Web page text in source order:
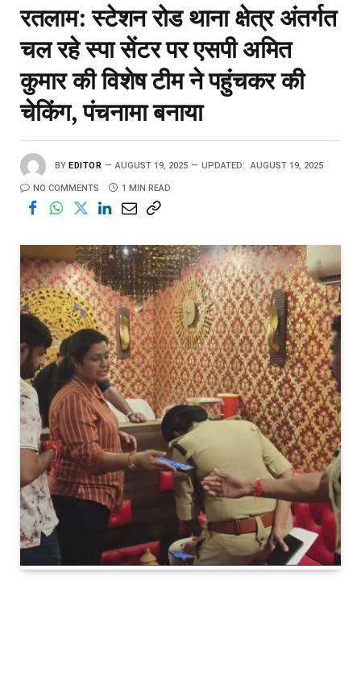
रतलाम: स्टेशन रोड थाना क्षेत्र अंतर्गत
चल रहे स्पा सेंटर पर एसपी अमित
कुमार की विशेष टीम ने पहुंचकर की
चेकिंग, पंचनामा बनाया
BY EDITOR AUGUST 19, 2025 UPDATED: AUGUST 19, 2025
NO COMMENTS 1 MIN READ